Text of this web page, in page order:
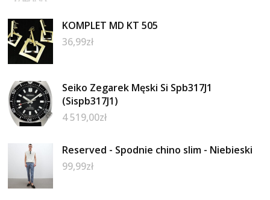
KOMPLET MD KT 505
36,99zł
Seiko Zegarek Męski Si Spb317J1
(Sispb317J1)
4 519,00zł
Reserved - Spodnie chino slim - Niebieski
99,99zł